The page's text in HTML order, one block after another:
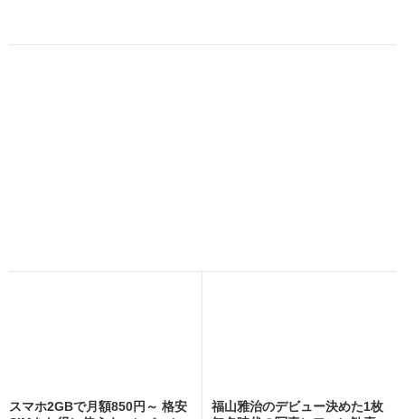
スマホ2GBで月額850円～ 格安
福山雅治のデビュー決めた1枚